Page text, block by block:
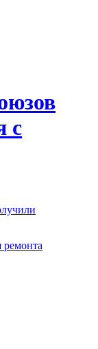
с
ремонта